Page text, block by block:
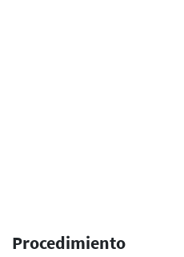
Procedimiento